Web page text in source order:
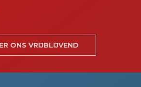
ONS VRIJBLIJVEND